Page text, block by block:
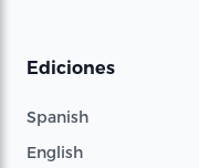
Ediciones
Spanish
English